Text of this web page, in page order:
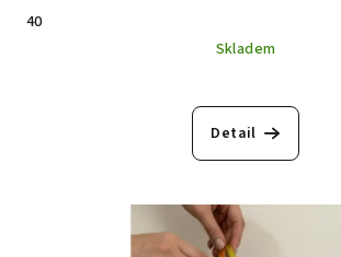
40
Skladem
Detail